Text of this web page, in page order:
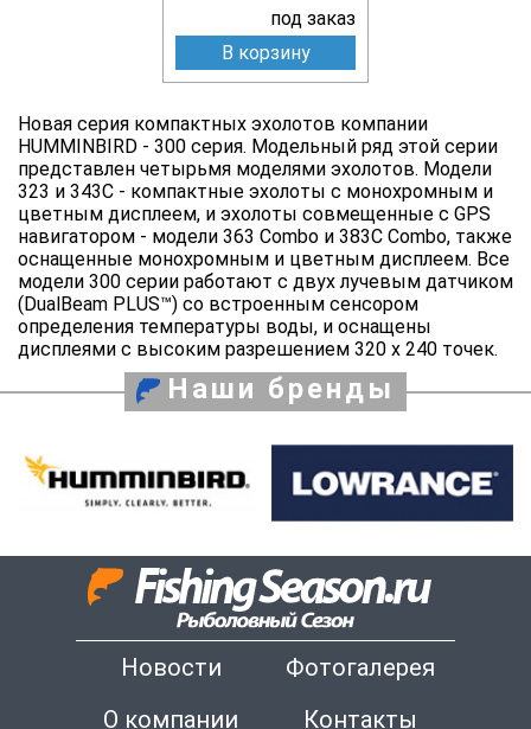
под заказ
В корзину
Новая серия компактных эхолотов компании
HUMMINBIRD - 300 серия. Модельный ряд этой серии
представлен четырьмя моделями эхолотов. Модели
323 и 343С - компактные эхолоты с монохромным и
цветным дисплеем, и эхолоты совмещенные с GPS
навигатором - модели 363 Combo и 383C Combo, также
оснащенные монохромным и цветным дисплеем. Все
модели 300 серии работают с двух лучевым датчиком
(DualBeam PLUS™) со встроенным сенсором
определения температуры воды, и оснащены
дисплеями с высоким разрешением 320 х 240 точек.
Наши бренды
Новости
Фотогалерея
О компании
Контакты